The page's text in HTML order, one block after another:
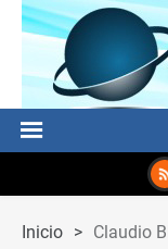
Inicio > Claudio